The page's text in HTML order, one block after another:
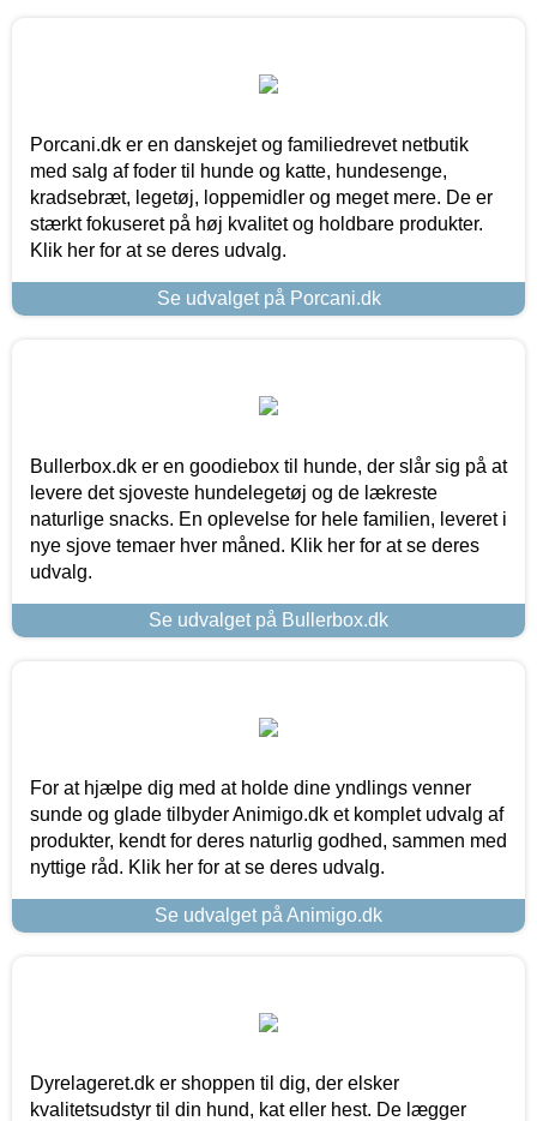
Porcani.dk er en danskejet og familiedrevet netbutik
med salg af foder til hunde og katte, hundesenge,
kradsebræt, legetøj, loppemidler og meget mere. De er
stærkt fokuseret på høj kvalitet og holdbare produkter.
Klik her for at se deres udvalg.
Se udvalget på Porcani.dk
Bullerbox.dk er en goodiebox til hunde, der slår sig på at
levere det sjoveste hundelegetøj og de lækreste
naturlige snacks. En oplevelse for hele familien, leveret i
nye sjove temaer hver måned. Klik her for at se deres
udvalg.
Se udvalget på Bullerbox.dk
For at hjælpe dig med at holde dine yndlings venner
sunde og glade tilbyder Animigo.dk et komplet udvalg af
produkter, kendt for deres naturlig godhed, sammen med
nyttige råd. Klik her for at se deres udvalg.
Se udvalget på Animigo.dk
Dyrelageret.dk er shoppen til dig, der elsker
kvalitetsudstyr til din hund, kat eller hest. De lægger